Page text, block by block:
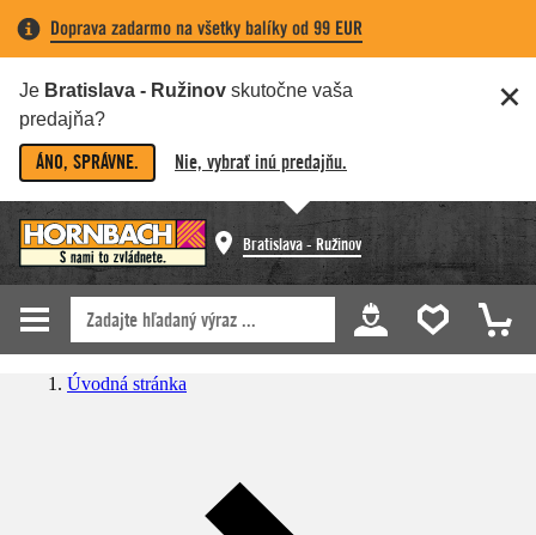
Doprava zadarmo na všetky balíky od 99 EUR
Je Bratislava - Ružinov skutočne vaša
predajňa?
ÁNO, SPRÁVNE. Nie, vybrať inú predajňu.
Bratislava - Ružinov
Úvodná stránka